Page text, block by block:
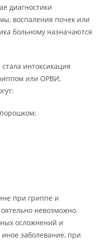
диагностики
воспаления почек или
больному назначаются
интоксикация
или ОРВИ,
при гриппе и
невозможно.
осложнений и
заболевание, при